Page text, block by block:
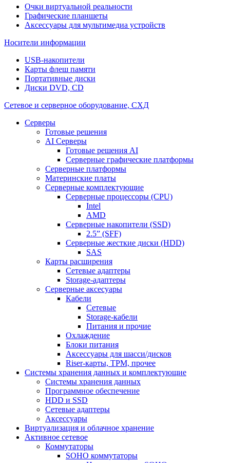
Очки виртуальной реальности
Графические планшеты
Аксессуары для мультимедиа устройств
Носители информации
USB-накопители
Карты флеш памяти
Портативные диски
Диски DVD, CD
Сетевое и серверное оборудование, СХД
Cерверы
Готовые решения
AI Серверы
Готовые решения AI
Серверные графические платформы
Серверные платформы
Материнские платы
Серверные комплектующие
Серверные процессоры (CPU)
Intel
AMD
Серверные накопители (SSD)
2.5” (SFF)
Серверные жесткие диски (HDD)
SAS
Карты расширения
Сетевые адаптеры
Storage-адаптеры
Серверные аксесуары
Кабели
Сетевые
Storage-кабели
Питания и прочие
Охлаждение
Блоки питания
Аксессуары для шасси/дисков
Riser-карты, TPM, прочее
Системы хранения данных и комплектующие
Системы хранения данных
Программное обеспечение
HDD и SSD
Сетевые адаптеры
Аксессуары
Виртуализация и облачное хранение
Активное сетевое
Коммутаторы
SOHO коммутаторы